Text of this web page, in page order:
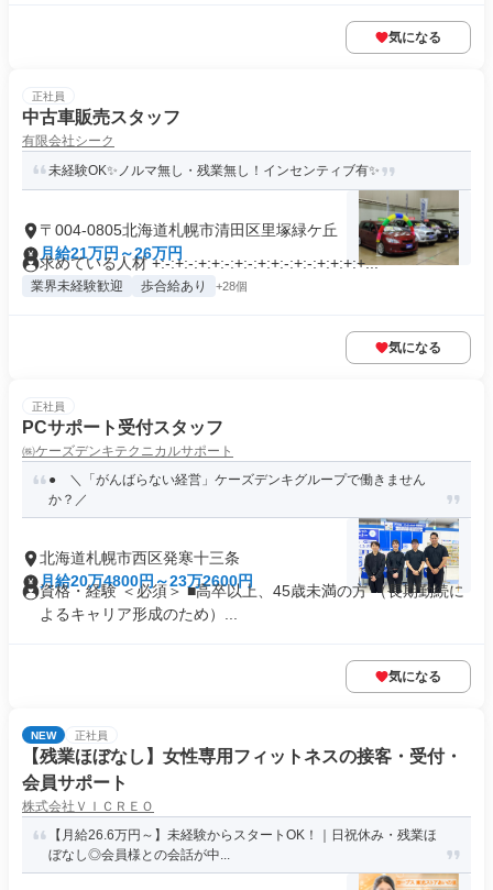
気になる
正社員
中古車販売スタッフ
有限会社シーク
未経験OK✨ノルマ無し・残業無し！インセンティブ有✨
〒004-0805北海道札幌市清田区里塚緑ケ丘
月給21万円～26万円
求めている人材 +:-:+:-:+:+:-:+:-:+:+:-:+:-:+:+:+:+...
業界未経験歓迎 歩合給あり +28個
気になる
正社員
PCサポート受付スタッフ
㈱ケーズデンキテクニカルサポート
● ＼「がんばらない経営」ケーズデンキグループで働きません
か？／
北海道札幌市西区発寒十三条
月給20万4800円～23万2600円
資格・経験 ＜必須＞ ■高卒以上、45歳未満の方 （長期勤続に
よるキャリア形成のため）...
気になる
NEW 正社員
【残業ほぼなし】女性専用フィットネスの接客・受付・
会員サポート
株式会社ＶＩＣＲＥＯ
【月給26.6万円～】未経験からスタートOK！｜日祝休み・残業ほ
ぼなし◎会員様との会話が中...